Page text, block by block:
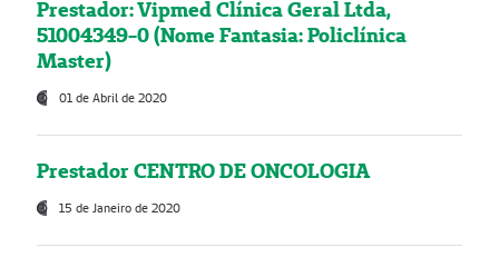
Prestador: Vipmed Clínica Geral Ltda,
51004349-0 (Nome Fantasia: Policlínica
Master)
01 de Abril de 2020
Prestador CENTRO DE ONCOLOGIA
15 de Janeiro de 2020